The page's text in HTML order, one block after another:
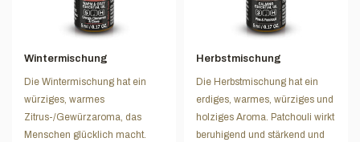
Wintermischung
Die Wintermischung hat ein
würziges, warmes
Zitrus-/Gewürzaroma, das
Menschen glücklich macht.
Herbstmischung
Die Herbstmischung hat ein
erdiges, warmes, würziges und
holziges Aroma. Patchouli wirkt
beruhigend und stärkend und